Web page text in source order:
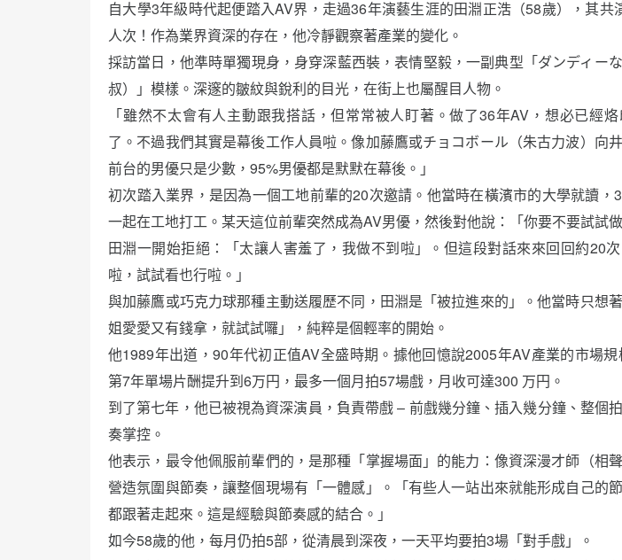
自大學3年級時代起便踏入AV界，走過36年演藝生涯的田淵正浩（58歲），其共
人次！作為業界資深的存在，他冷靜觀察著產業的變化。
採訪當日，他準時單獨現身，身穿深藍西裝，表情堅毅，一副典型「ダンディー
叔）」模樣。深邃的皺紋與銳利的目光，在街上也屬醒目人物。
「雖然不太會有人主動跟我搭話，但常常被人盯著。做了36年AV，想必已經
了。不過我們其實是幕後工作人員啦。像加藤鷹或チョコボール（朱古力波）向
前台的男優只是少數，95%男優都是默默在幕後。」
初次踏入業界，是因為一個工地前輩的20次邀請。他當時在橫濱市的大學就讀，
一起在工地打工。某天這位前輩突然成為AV男優，然後對他說：「你要不要試試做
田淵一開始拒絕：「太讓人害羞了，我做不到啦」。但這段對話來來回回約20
啦，試試看也行啦。」
與加藤鷹或巧克力球那種主動送履歷不同，田淵是「被拉進來的」。他當時只想
姐愛愛又有錢拿，就試試囉」，純粹是個輕率的開始。
他1989年出道，90年代初正值AV全盛時期。據他回憶說2005年AV產業的市場
第7年單場片酬提升到6万円，最多一個月拍57場戲，月收可達300 万円。
到了第七年，他已被視為資深演員，負責帶戲 – 前戲幾分鐘、插入幾分鐘、整個
奏掌控。
他表示，最令他佩服前輩們的，是那種「掌握場面」的能力：像資深漫才師（相
營造氛圍與節奏，讓整個現場有「一體感」。「有些人一站出來就能形成自己的
都跟著走起來。這是經驗與節奏感的結合。」
如今58歲的他，每月仍拍5部，從清晨到深夜，一天平均要拍3場「對手戲」。